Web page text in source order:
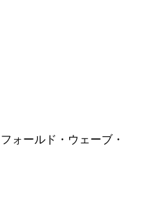
ォールド・ウェーブ・